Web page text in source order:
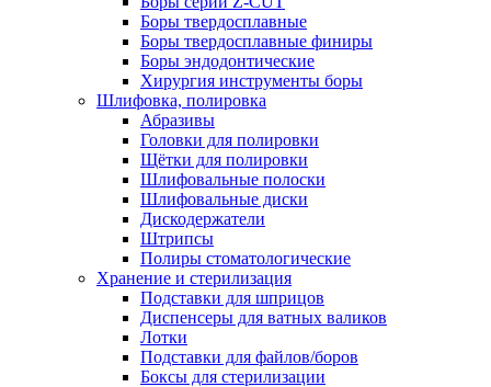
Боры твердосплавные
Боры твердосплавные финиры
Боры эндодонтические
Хирургия инструменты боры
Шлифовка, полировка
Абразивы
Головки для полировки
Щётки для полировки
Шлифовальные полоски
Шлифовальные диски
Дискодержатели
Штрипсы
Полиры стоматологические
Хранение и стерилизация
Подставки для шприцов
Диспенсеры для ватных валиков
Лотки
Подставки для файлов/боров
Боксы для стерилизации